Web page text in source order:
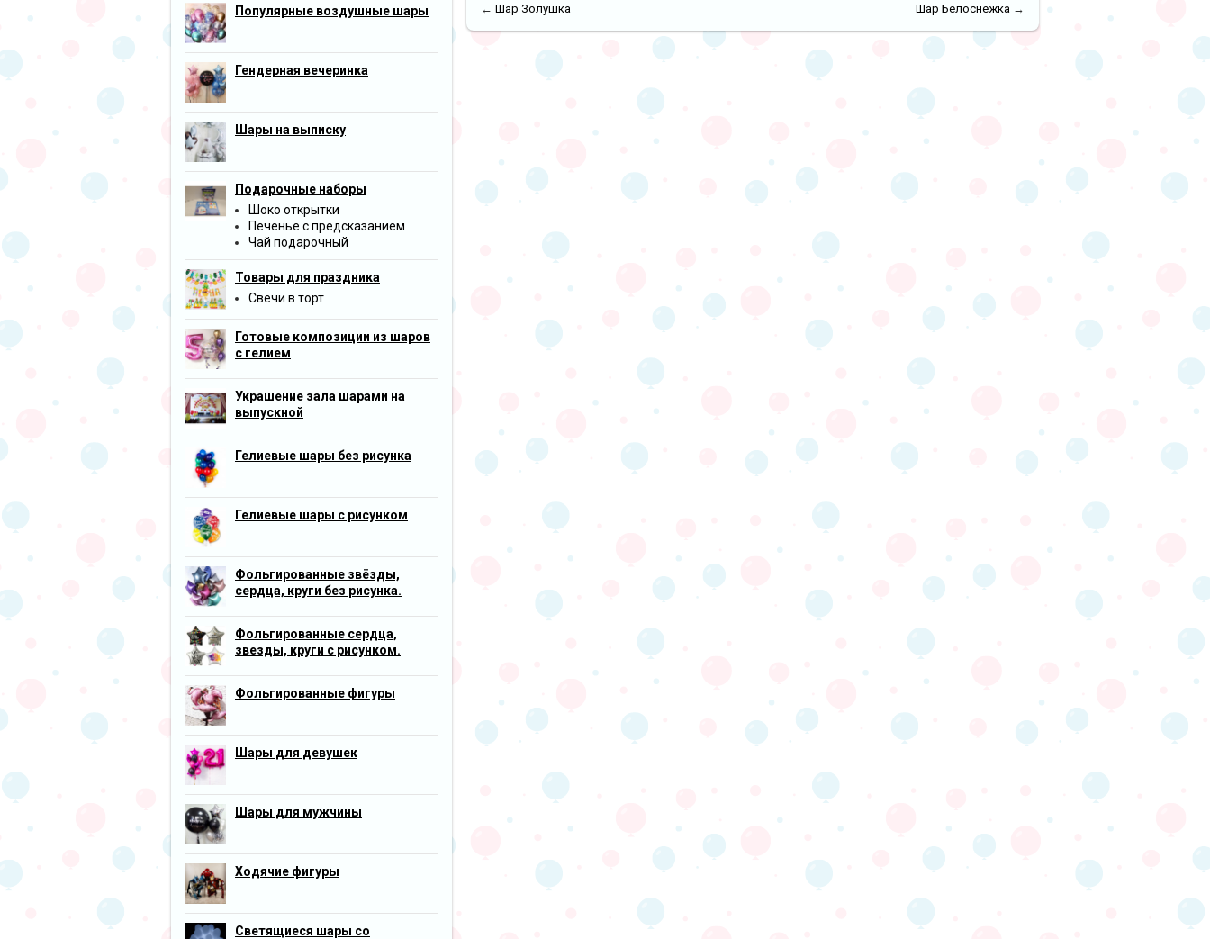
Популярные воздушные шары
Гендерная вечеринка
Шары на выписку
Подарочные наборы
Шоко открытки
Печенье с предсказанием
Чай подарочный
Товары для праздника
Свечи в торт
Готовые композиции из шаров
с гелием
Украшение зала шарами на
выпускной
Гелиевые шары без рисунка
Гелиевые шары с рисунком
Фольгированные звёзды,
сердца, круги без рисунка.
Фольгированные сердца,
звезды, круги с рисунком.
Фольгированные фигуры
Шары для девушек
Шары для мужчины
Ходячие фигуры
Светящиеся шары со
← Шар Золушка Шар Белоснежка →